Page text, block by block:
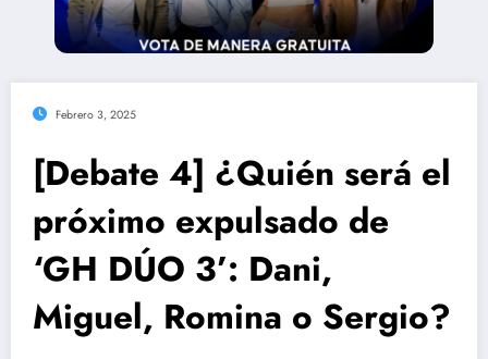
Febrero 3, 2025
[Debate 4] ¿Quién será el
próximo expulsado de
‘GH DÚO 3’: Dani,
Miguel, Romina o Sergio?